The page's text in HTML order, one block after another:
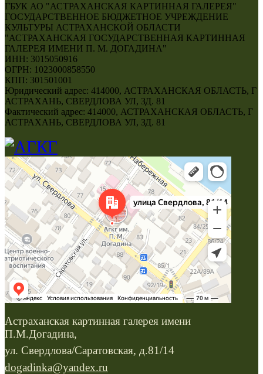
ГБУК АО "АСТРАХАНСКАЯ КАРТИННАЯ ГАЛЕРЕЯ"
ГОСУДАРСТВЕННОЕ БЮДЖЕТНОЕ УЧРЕЖДЕНИЕ
КУЛЬТУРЫ АСТРАХАНСКОЙ ОБЛАСТИ
"АСТРАХАНСКАЯ ГОСУДАРСТВЕННАЯ КАРТИННАЯ
ГАЛЕРЕЯ ИМЕНИ П. М. ДОГАДИНА"
ИНН: 3015050916
ОГРН: 1023000858550
КПП: 301501001
Юридический адрес: 414000, АСТРАХАНСКАЯ ОБЛАСТЬ, Г
АСТРАХАНЬ, СВЕРДЛОВА УЛ, ЗД. 81
Фактический адрес: 414000, АСТРАХАНСКАЯ ОБЛАСТЬ, Г
АСТРАХАНЬ, СВЕРДЛОВА УЛ, ЗД. 81
Астраханская картинная галерея имени
П.М.Догадина,
ул. Свердлова/Саратовская, д.81/14
dogadinka@yandex.ru